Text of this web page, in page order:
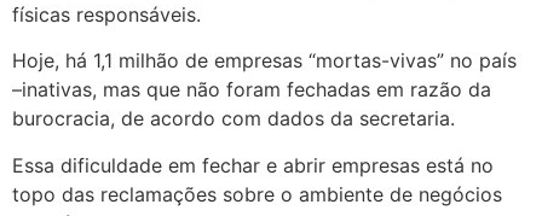
físicas responsáveis.
Hoje, há 1,1 milhão de empresas “mortas-vivas” no país
–inativas, mas que não foram fechadas em razão da
burocracia, de acordo com dados da secretaria.
Essa dificuldade em fechar e abrir empresas está no
topo das reclamações sobre o ambiente de negócios